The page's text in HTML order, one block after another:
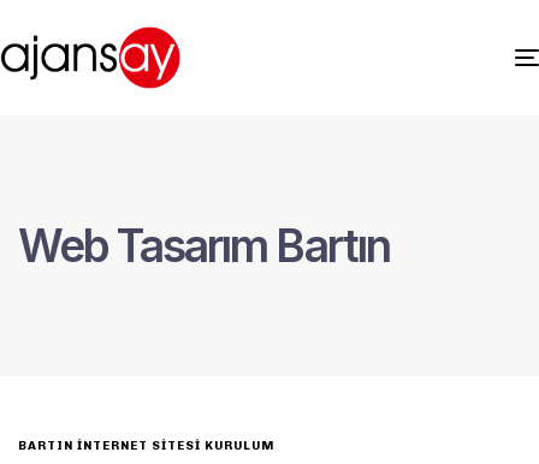
Web Tasarım Bartın
BARTIN İNTERNET SITESI KURULUM